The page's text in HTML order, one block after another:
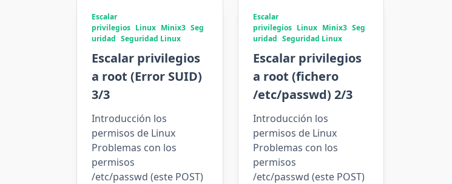
Escalar
privilegios Linux Minix3 Seg
uridad Seguridad Linux
Escalar privilegios
a root (Error SUID)
3/3
Introducción los
permisos de Linux
Problemas con los
permisos
/etc/passwd (este POST)
Escalar
privilegios Linux Minix3 Seg
uridad Seguridad Linux
Escalar privilegios
a root (fichero
/etc/passwd) 2/3
Introducción los
permisos de Linux
Problemas con los
permisos
/etc/passwd (este POST)